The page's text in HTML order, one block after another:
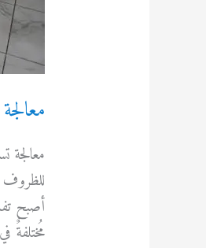
معالجة
للظروف
أصبح